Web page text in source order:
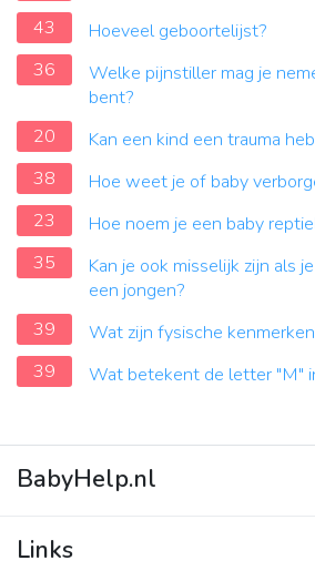
43
Hoeveel geboortelijst?
36
Welke pijnstiller mag je
bent?
20
Kan een kind een trauma
38
Hoe weet je of baby
23
Hoe noem je een baby
35
Kan je ook misselijk zijn als
een jongen?
39
Wat zijn fysische
39
Wat betekent de letter "M"
BabyHelp.nl
Vraag & Antwoord
Links